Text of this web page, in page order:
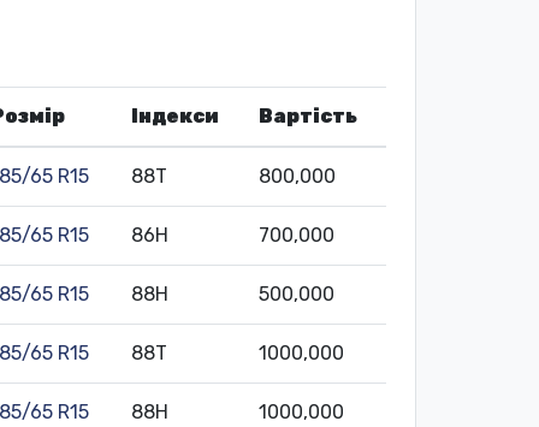
Індекси Вартість
65 R15 88T 800,000
65 R15 86H 700,000
65 R15 88H 500,000
65 R15 88T 1000,000
65 R15 88H 1000,000